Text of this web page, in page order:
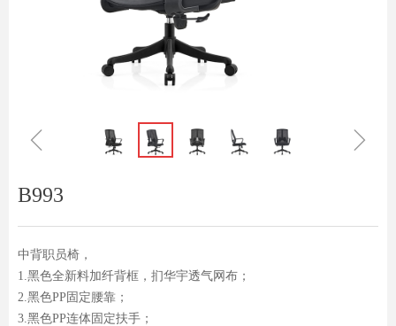
ꁆ ꁇ
B993
中背职员椅，
1.黑色全新料加纤背框，扪华宇透气网布；
2.黑色PP固定腰靠；
3.黑色PP连体固定扶手；